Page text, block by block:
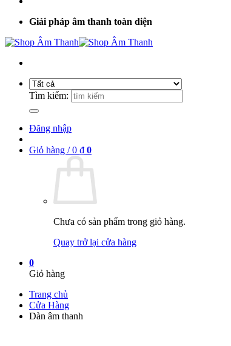
Giải pháp âm thanh toàn diện
Tìm kiếm:
Đăng nhập
Giỏ hàng /0 ₫ 0
Chưa có sản phẩm trong giỏ hàng.
Quay trở lại cửa hàng
0
Giỏ hàng
Trang chủ
Cửa Hàng
Dàn âm thanh